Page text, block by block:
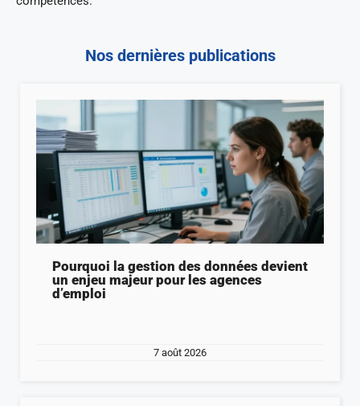
Nos dernières publications
Pourquoi la gestion des données devient
un enjeu majeur pour les agences
d’emploi
7 août 2026